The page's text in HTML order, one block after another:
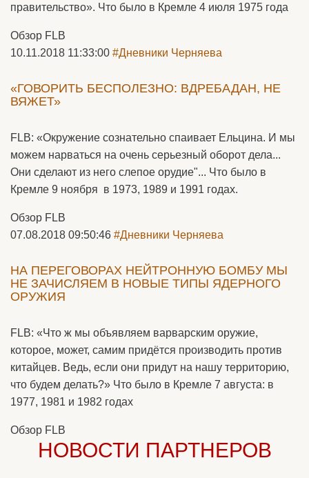
правительство». Что было в Кремле 4 июля 1975 года
Обзор FLB
10.11.2018 11:33:00 #Дневники Черняева
«ГОВОРИТЬ БЕСПОЛЕЗНО: ВДРЕБАДАН, НЕ
ВЯЖЕТ»
FLB: «Окружение сознательно спаивает Ельцина. И мы
можем нарваться на очень серьезный оборот дела...
Они сделают из него слепое орудие"... Что было в
Кремле 9 ноября в 1973, 1989 и 1991 годах.
Обзор FLB
07.08.2018 09:50:46 #Дневники Черняева
НА ПЕРЕГОВОРАХ НЕЙТРОННУЮ БОМБУ МЫ
НЕ ЗАЧИСЛЯЕМ В НОВЫЕ ТИПЫ ЯДЕРНОГО
ОРУЖИЯ
FLB: «Что ж мы объявляем варварским оружие,
которое, может, самим придётся производить против
китайцев. Ведь, если они придут на нашу территорию,
что будем делать?» Что было в Кремле 7 августа: в
1977, 1981 и 1982 годах
Обзор FLB
НОВОСТИ ПАРТНЕРОВ